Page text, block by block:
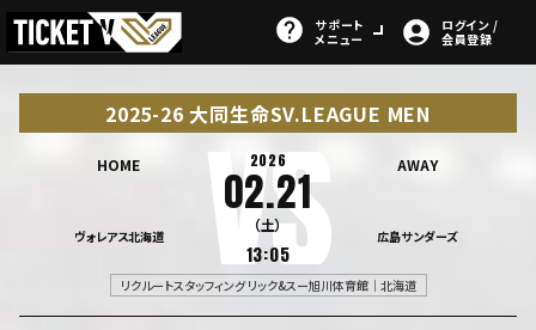
サポート
メニュー
ログイン /
会員登録
2025-26 大同生命SV.LEAGUE MEN
HOME
ヴォレアス北海道
2026
02.21
（土）
13:05
AWAY
広島サンダーズ
リクルートスタッフィング リック&スー旭川体育館｜北海道